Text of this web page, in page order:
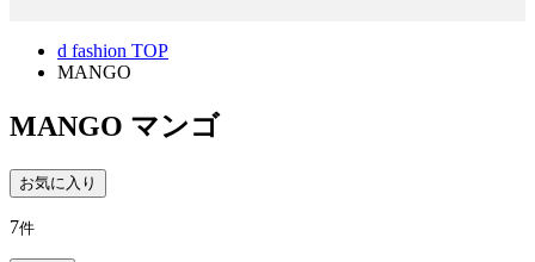
d fashion TOP
MANGO
MANGO マンゴ
お気に入り
7件